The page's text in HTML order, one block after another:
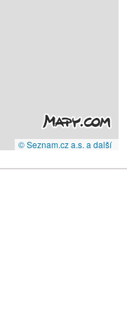
© Seznam.cz a.s. a další